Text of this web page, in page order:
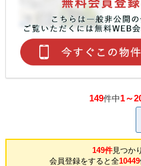
149件中1～
149件見つか
会員登録をすると全10449